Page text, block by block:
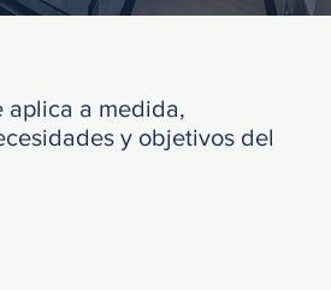
aplica a medida,
y objetivos del